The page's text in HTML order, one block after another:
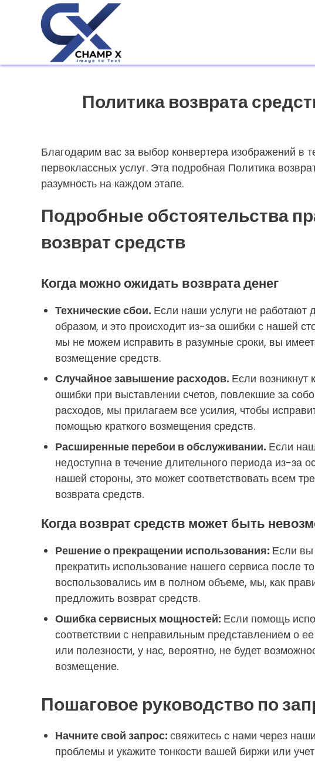
Политика возврата
Благодарим вас за выбор конвертера изображений
первоклассных услуг. Эта подробная Политика
разумность на каждом этапе.
Подробные обстоятельства
возврат средств
Когда можно ожидать возврата денег
Технические сбои. Если наши услуги не работают
образом, и это происходит из-за ошибки с нашей
мы не можем исправить в разумные сроки, вы
возмещение средств.
Случайное завышение расходов. Если возникнут
ошибки при выставлении счетов, повлекшие за
расходов, мы прилагаем все усилия, чтобы
помощью краткого возмещения средств.
Расширенные перебои в обслуживании. Если
недоступна в течение длительного периода из-за
нашей стороны, это может соответствовать всем
возврата средств.
Когда возврат средств может быть
Решение о прекращении использования: Если
прекратить использование нашего сервиса после
воспользовались им в полном объеме, мы, как
предложить возврат средств.
Ошибка сервисных мощностей: Если помощь
соответствии с неправильным представлением о
или полезности, у нас, вероятно, не будет
возмещение.
Пошаговое руководство по
Начните свой запрос: свяжитесь с нами через
проблемы и укажите тонкости вашей биржи или